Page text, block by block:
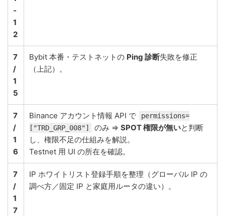
‑
1
2
7
/
1
5
Bybit 本番・テストネットの Ping 診断失敗を修正
（上記）。
7
/
1
6
Binance アカウント情報 API で
permissions=
["TRD_GRP_008"]
のみ ⇒ SPOT 権限が無いと判断
し、権限不足の仕組みを解説。
Testnet 用 UI の所在を確認。
7
/
1
7
IP ホワイトリスト登録手順を整理（グローバル IP の
調べ方／固定 IP と家庭用ルータの違い）。